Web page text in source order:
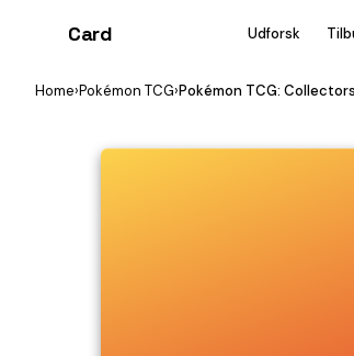
Card Udforsk
Home›Pokémon TCG›Pokémon TCG: